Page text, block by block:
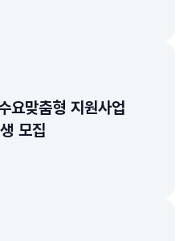
요맞춤형 지원사업
모집